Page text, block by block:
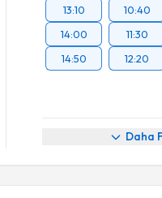
13:10
14:00
14:50
10:40
11:30
12:20
Daha